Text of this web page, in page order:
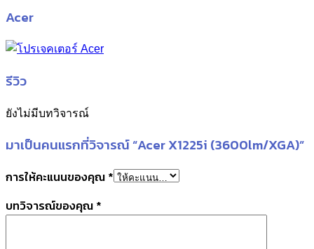
Acer
รีวิว
ยังไม่มีบทวิจารณ์
มาเป็นคนแรกที่วิจารณ์ “Acer X1225i (3600lm/XGA)”
การให้คะแนนของคุณ *
บทวิจารณ์ของคุณ *